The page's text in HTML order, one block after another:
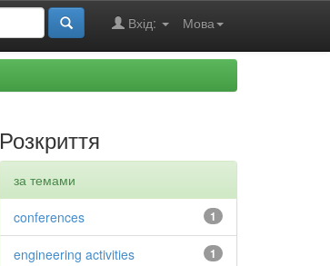
Мова
Вхід:
Розкриття
за темами
1
conferences
1
engineering activities